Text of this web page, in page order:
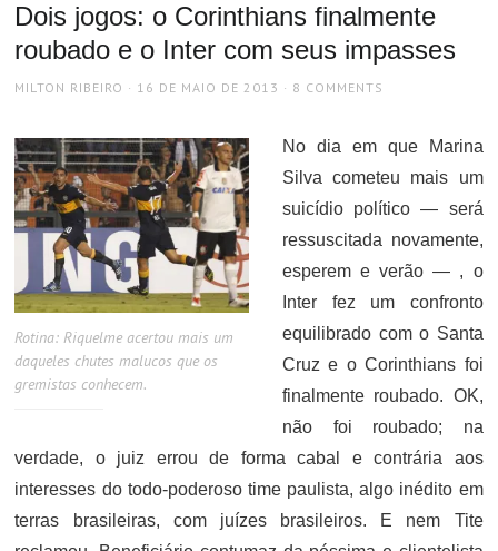
Dois jogos: o Corinthians finalmente
roubado e o Inter com seus impasses
AUTHOR
MILTON RIBEIRO
POSTED
16 DE MAIO DE 2013 8 COMMENTS
Rotina: Riquelme acertou mais um
daqueles chutes malucos que os
gremistas conhecem.
No dia em que Marina
Silva cometeu mais um
suicídio político — será
ressuscitada novamente,
esperem e verão — , o
Inter fez um confronto
equilibrado com o Santa
Cruz e o Corinthians foi
finalmente roubado. OK,
não foi roubado; na
verdade, o juiz errou de forma cabal e contrária aos
interesses do todo-poderoso time paulista, algo inédito em
terras brasileiras, com juízes brasileiros. E nem Tite